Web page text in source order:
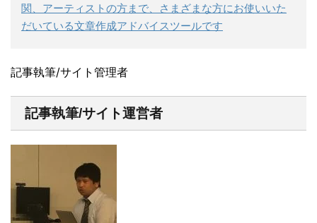
関、アーティストの方まで、さまざまな方にお使いいた
だいている文章作成アドバイスツールです
記事執筆/サイト管理者
記事執筆/サイト運営者